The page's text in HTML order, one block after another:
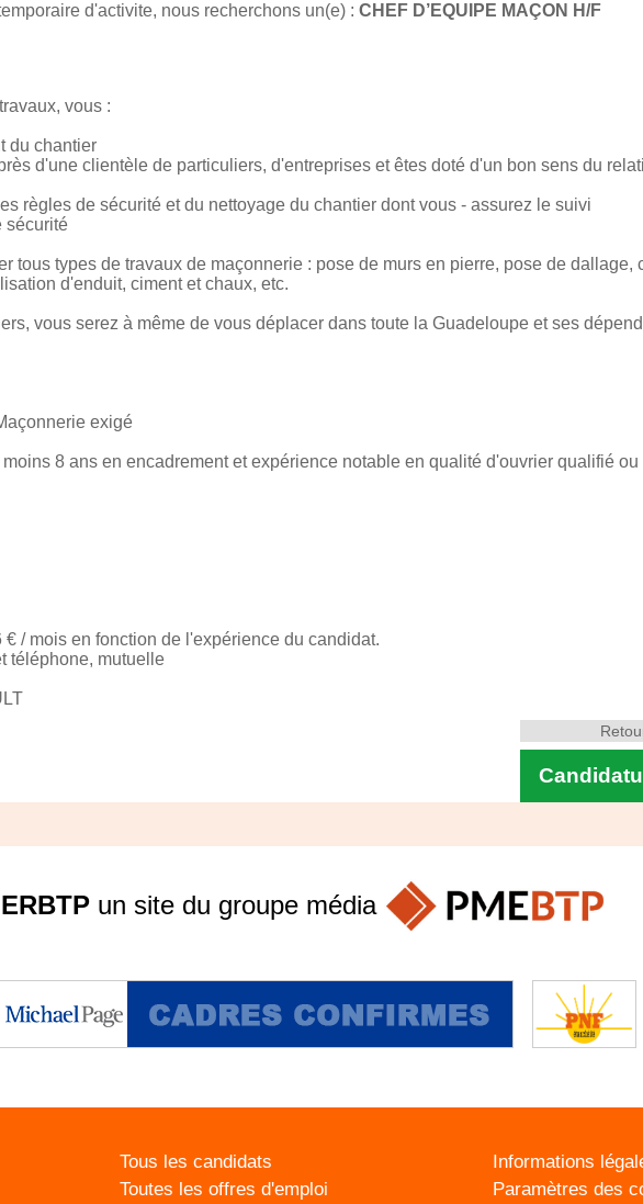
d'activite, nous recherchons un(e) : CHEF D’EQUIPE MAÇON H/F
vous :
du chantier
d'une clientèle de particuliers, d'entreprises et êtes doté d'un bon sens du
règles de sécurité et du nettoyage du chantier dont vous - assurez le suivi
sécurité
tous types de travaux de maçonnerie : pose de murs en pierre, pose de dallage,
d'enduit, ciment et chaux, etc.
vous serez à même de vous déplacer dans toute la Guadeloupe et ses
exigé
8 ans en encadrement et expérience notable en qualité d'ouvrier qualifié ou
/ mois en fonction de l'expérience du candidat.
téléphone, mutuelle
un site du groupe média
Tous les candidats
Toutes les offres d'emploi
Informations
Paramètres des